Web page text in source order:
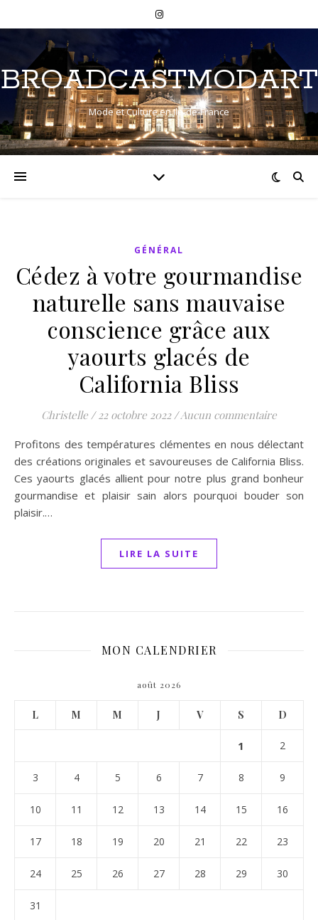
BROADCASTMODART
Mode et Culture en Ile-de-France
GÉNÉRAL
Cédez à votre gourmandise
naturelle sans mauvaise
conscience grâce aux
yaourts glacés de
California Bliss
Christelle / 22 octobre 2022 /Aucun commentaire
Profitons des températures clémentes en nous délectant
des créations originales et savoureuses de California Bliss.
Ces yaourts glacés allient pour notre plus grand bonheur
gourmandise et plaisir sain alors pourquoi bouder son
plaisir.…
LIRE LA SUITE
MON CALENDRIER
août 2026
L M M J V S D
1 2
3 4 5 6 7 8 9
10 11 12 13 14 15 16
17 18 19 20 21 22 23
24 25 26 27 28 29 30
31